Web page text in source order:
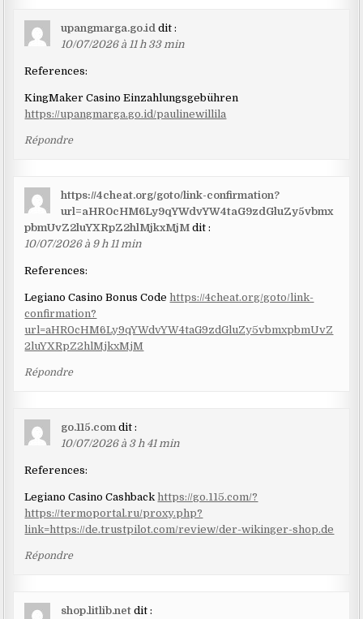
upangmarga.go.id dit :
10/07/2026 à 11 h 33 min
References:
KingMaker Casino Einzahlungsgebühren
https://upangmarga.go.id/paulinewillila
Répondre
https://4cheat.org/goto/link-confirmation?
url=aHR0cHM6Ly9qYWdvYW4taG9zdGluZy5vbmx
pbmUvZ2luYXRpZ2hlMjkxMjM dit :
10/07/2026 à 9 h 11 min
References:
Legiano Casino Bonus Codehttps://4cheat.org/goto/link-
confirmation?
url=aHR0cHM6Ly9qYWdvYW4taG9zdGluZy5vbmxpbmUvZ
2luYXRpZ2hlMjkxMjM
Répondre
go.115.com dit :
10/07/2026 à 3 h 41 min
References:
Legiano Casino Cashback https://go.115.com/?
https://termoportal.ru/proxy.php?
link=https://de.trustpilot.com/review/der-wikinger-shop.de
Répondre
shop.litlib.net dit :